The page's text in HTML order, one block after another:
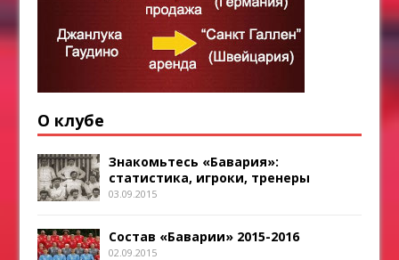
О клубе
Знакомьтесь «Бавария»:
статистика, игроки, тренеры
03.09.2015
Состав «Баварии» 2015-2016
02.09.2015